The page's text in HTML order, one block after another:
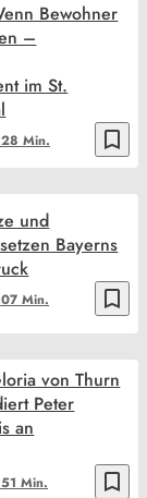
bookmark_border
Min.
Bewohner
–
im St.
bookmark_border
Min.
und
Bayerns
bookmark_border
Min.
von Thurn
Peter
an